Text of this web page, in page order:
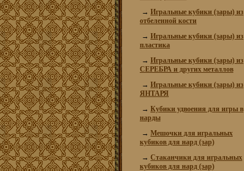
→ Игральные кубики (зары) из
отбеленной кости
→ Игральные кубики (зары) из
пластика
→ Игральные кубики (зары) из
СЕРЕБРА и других металлов
→ Игральные кубики (зары) из
ЯНТАРЯ
→ Кубики удвоения для игры в
нарды
→ Мешочки для игральных
кубиков для нард (зар)
→ Стаканчики для игральных
кубиков для нард (зар)